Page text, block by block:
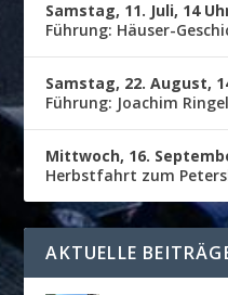
Samstag, 11. Juli, 14
Führung: Häuser-
Samstag, 22. August,
Führung: Joachim
Mittwoch, 16.
Herbstfahrt zum
AKTUELLE